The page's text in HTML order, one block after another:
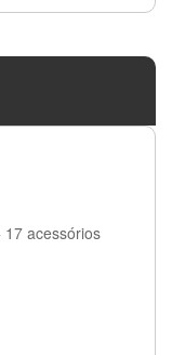
acessórios